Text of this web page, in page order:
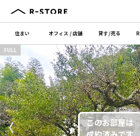
住まい オフィス /店舗 貸す/売る
〈
FULL